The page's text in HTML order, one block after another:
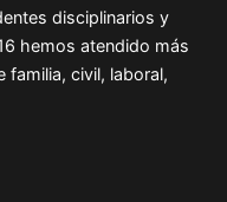
disciplinarios y
hemos atendido más
civil, laboral,